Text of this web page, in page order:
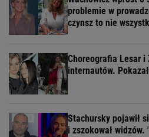
problemie w
czynsz to nie
Choreografia Lesar i
internautów.
Stachursky pojawił
i zszokował